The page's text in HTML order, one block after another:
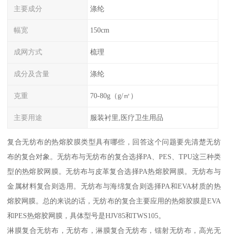
主要成分 涤纶
幅宽 150cm
成网方式 梳理
成分及含量 涤纶
克重 70-80g（g/㎡）
主要用途 服装衬里,医疗卫生用品
复合无纺布的热熔胶膜类型具有哪些，回答这个问题要先清楚无纺
布的复合对象。无纺布与无纺布的复合选择PA、PES、TPU这三种类
型的热熔胶网膜。无纺布与皮革复合选择PA热熔胶网膜。无纺布与
金属材料复合则选用。无纺布与海绵复合则选择PA和EVA材质的热
熔胶网膜。总的来说的话，无纺布的复合主要应用的热熔胶膜是EVA
和PES热熔胶网膜，具体型号是HJV85和TWS105。
淋膜复合无纺布，无纺布，淋膜复合无纺布，镭射无纺布，高光无